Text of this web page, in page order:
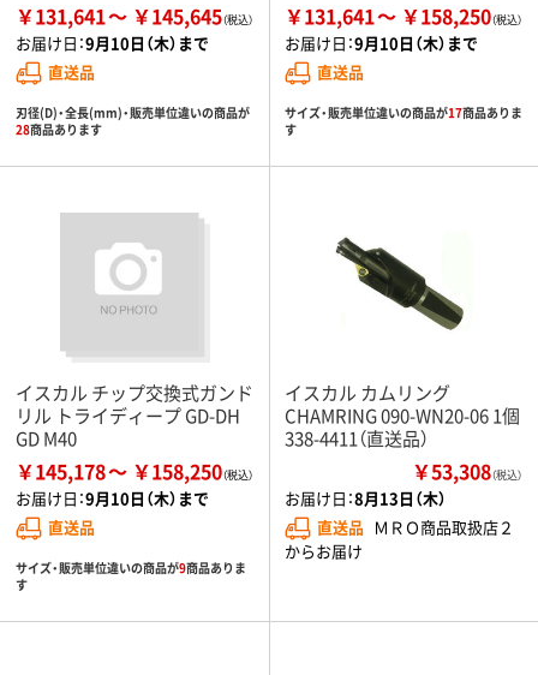
￥131,641 ￥145,645
お届け日：9月10日（木）まで
直送品
刃径(D)・全長(mm)・販売単位違いの商品が
28商品あります
￥131,641 ￥158,250
お届け日：9月10日（木）まで
直送品
サイズ・販売単位違いの商品が17商品ありま
す
イスカル チップ交換式ガンド
リル トライディープ GD-DH
GD M40
￥145,178 ￥158,250
お届け日：9月10日（木）まで
直送品
サイズ・販売単位違いの商品が9商品ありま
す
イスカル カムリング
CHAMRING 090-WN20-06 1個
338-4411（直送品）
￥53,308（税込）
お届け日：8月13日（木）
直送品 ＭＲＯ商品取扱店２
からお届け